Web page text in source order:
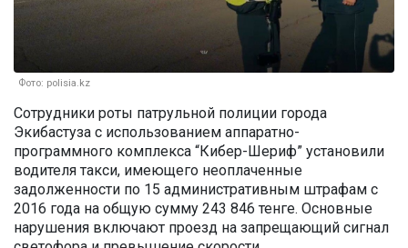
Фото: polisia.kz
Сотрудники роты патрульной полиции города
Экибастуза с использованием аппаратно-
программного комплекса “Кибер-Шериф” установили
водителя такси, имеющего неоплаченные
задолженности по 15 административным штрафам с
2016 года на общую сумму 243 846 тенге. Основные
нарушения включают проезд на запрещающий сигнал